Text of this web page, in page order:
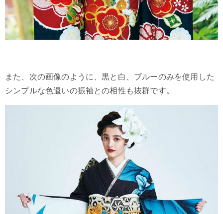
また、次の画像のように、黒と白、ブルーのみを使用した
シンプルな色遣いの振袖との相性も抜群です。